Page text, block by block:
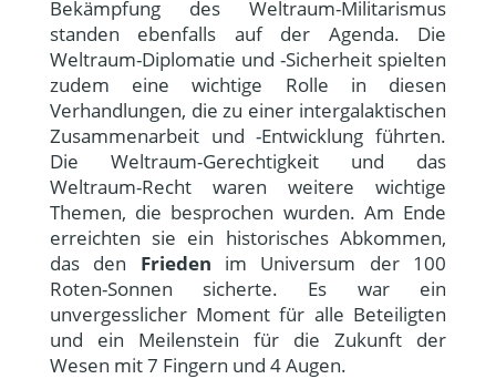
Bekämpfung des Weltraum-Militarismus
standen ebenfalls auf der Agenda. Die
Weltraum-Diplomatie und -Sicherheit spielten
zudem eine wichtige Rolle in diesen
Verhandlungen, die zu einer intergalaktischen
Zusammenarbeit und -Entwicklung führten.
Die Weltraum-Gerechtigkeit und das
Weltraum-Recht waren weitere wichtige
Themen, die besprochen wurden. Am Ende
erreichten sie ein historisches Abkommen,
das den Frieden im Universum der 100
Roten-Sonnen sicherte. Es war ein
unvergesslicher Moment für alle Beteiligten
und ein Meilenstein für die Zukunft der
Wesen mit 7 Fingern und 4 Augen.